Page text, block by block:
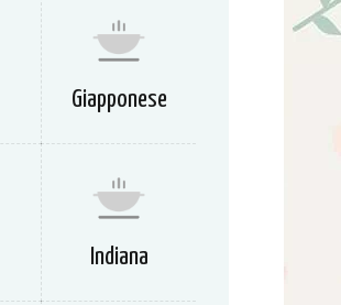
Giapponese
Indiana